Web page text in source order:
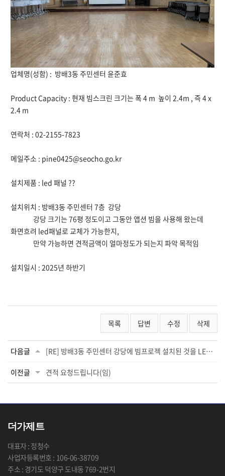
업체명(성함) : 방배3동 주민센터 윤준효
Product Capacity : 현재 빔스크린 크기는 폭 4 m 높이 2.4m , 즉 4 x
2.4 m
연락처 : 02-2155-7823
메일주소 : pine0425@seocho.go.kr
설치제품 : led 패널 ??
설치위치 : 방배3동 주민센터 7층 강당
강당 크기는 76평 정도이고 그동안 앱션 빔을 사용해 왔는데
화면흐려 led패널로 교체가 가능한지,
만약 가능하면 견적금액이 얼마정도가 되는지 파악 목적임
설치일시 : 2025년 하반기
목록 답변 수정 삭제
다음글 [RE] 방배3동 주민센터 강당에 빔프로젝 설치된 것을 LED패널로 교체시 견적금액 문의...
이전글 견적 요청드립니다(임)
더가제트
대표자 : 정청수
사업자등록번호 : 106-06-38709
주소 : 경기도 덕양구 도내동 769-2번지